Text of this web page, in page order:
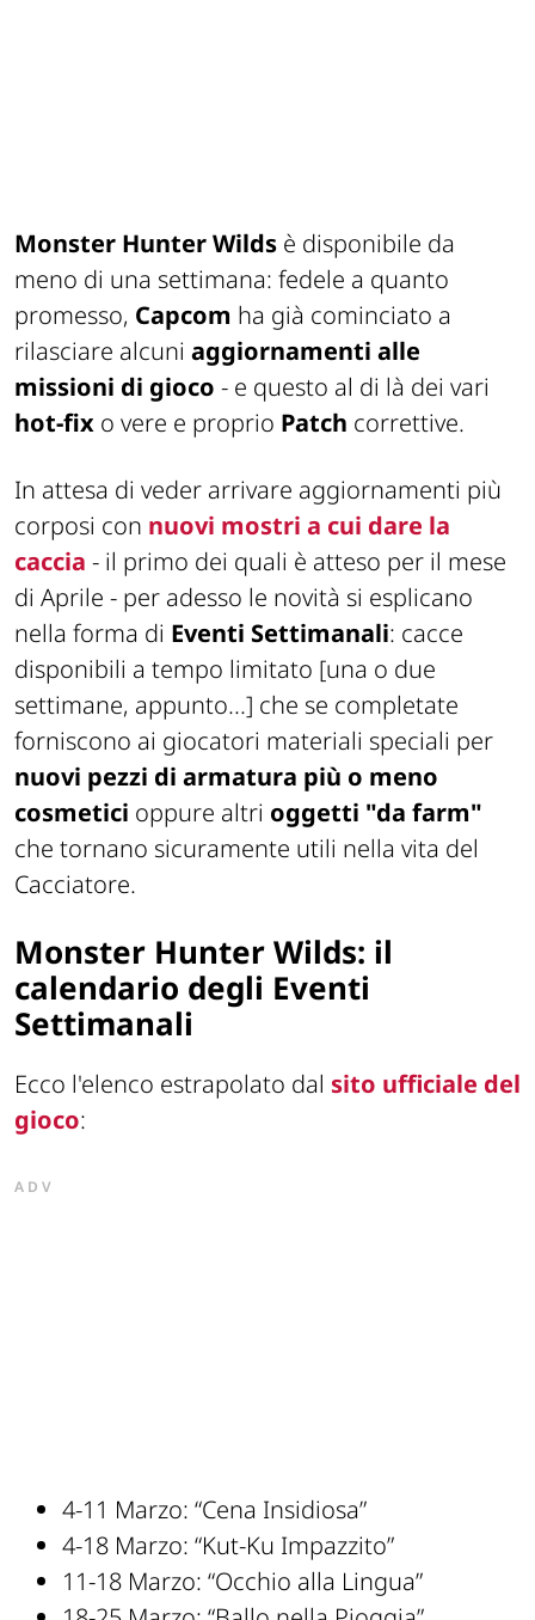
Monster Hunter Wilds è disponibile da
meno di una settimana: fedele a quanto
promesso, Capcom ha già cominciato a
rilasciare alcuni aggiornamenti alle
missioni di gioco - e questo al di là dei vari
hot-fix o vere e proprio Patch correttive.
In attesa di veder arrivare aggiornamenti più
corposi con nuovi mostri a cui dare la
caccia - il primo dei quali è atteso per il mese
di Aprile - per adesso le novità si esplicano
nella forma di Eventi Settimanali: cacce
disponibili a tempo limitato [una o due
settimane, appunto...] che se completate
forniscono ai giocatori materiali speciali per
nuovi pezzi di armatura più o meno
cosmetici oppure altri oggetti "da farm"
che tornano sicuramente utili nella vita del
Cacciatore.
Monster Hunter Wilds: il
calendario degli Eventi
Settimanali
Ecco l'elenco estrapolato dal sito ufficiale del
gioco:
ADV
4-11 Marzo: “Cena Insidiosa”
4-18 Marzo: “Kut-Ku Impazzito”
11-18 Marzo: “Occhio alla Lingua”